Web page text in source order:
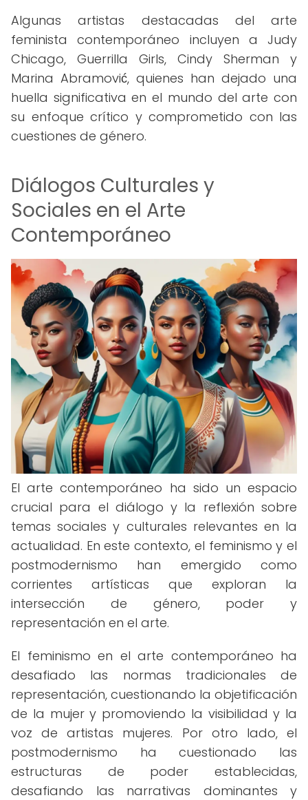
Algunas artistas destacadas del arte
feminista contemporáneo incluyen a Judy
Chicago, Guerrilla Girls, Cindy Sherman y
Marina Abramović, quienes han dejado una
huella significativa en el mundo del arte con
su enfoque crítico y comprometido con las
cuestiones de género.
Diálogos Culturales y
Sociales en el Arte
Contemporáneo
El arte contemporáneo ha sido un espacio
crucial para el diálogo y la reflexión sobre
temas sociales y culturales relevantes en la
actualidad. En este contexto, el feminismo y el
postmodernismo han emergido como
corrientes artísticas que exploran la
intersección de género, poder y
representación en el arte.
El feminismo en el arte contemporáneo ha
desafiado las normas tradicionales de
representación, cuestionando la objetificación
de la mujer y promoviendo la visibilidad y la
voz de artistas mujeres. Por otro lado, el
postmodernismo ha cuestionado las
estructuras de poder establecidas,
desafiando las narrativas dominantes y